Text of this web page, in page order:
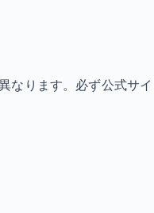
ります。必ず公式サ